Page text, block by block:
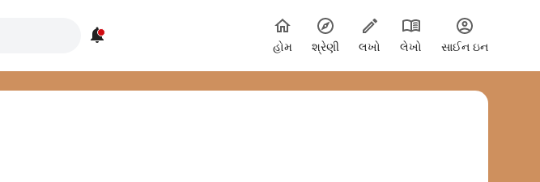

હોમ શ્રેણી લખો લેખો સાઈન ઇન